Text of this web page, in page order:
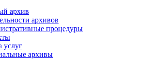
архив
архивов
процедуры
услуг
архивы